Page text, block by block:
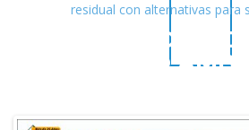
residual con alternativas para
COMPROMISO
MEDIO